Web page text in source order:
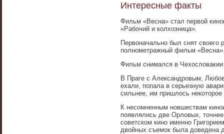
Интересные факты
Фильм «Весна» стал первой
«Рабочий и колхозница».
Первоначально был снят
полнометражный фильм
Фильм снимался в
В Праге с Александровым,
ехали, попала в серьезную
сильнее, им пришлось
К несомненным новшествам
появлялись две Орловых,
советском кино именно
двойных съемок была доведена